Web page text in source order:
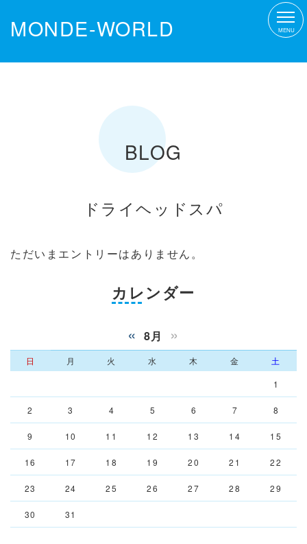
MONDE-WORLD MENU
BLOG
ドライヘッドスパ
ただいまエントリーはありません。
カレンダー
« 8月 »
日 月 火 水 木 金
土
1
2 3 4 5 6 7 8
9 10 11 12 13 14 15
16 17 18 19 20 21 22
23 24 25 26 27 28 29
30 31